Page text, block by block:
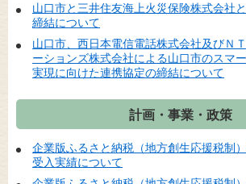
山口市と三井住友海上火災保険株式会社
締結について
山口市、西日本電信電話株式会社及びＮ
ーションズ株式会社による山口市のスマ
実現に向けた連携協定の締結について
計画・事業・政策
企業版ふるさと納税（地方創生応援税制
受入実績について